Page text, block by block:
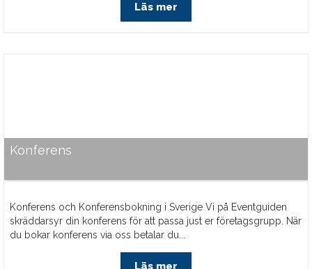
Läs mer
Konferens
Konferens och Konferensbokning i Sverige Vi på Eventguiden
skräddarsyr din konferens för att passa just er företagsgrupp. När
du bokar konferens via oss betalar du...
Läs mer